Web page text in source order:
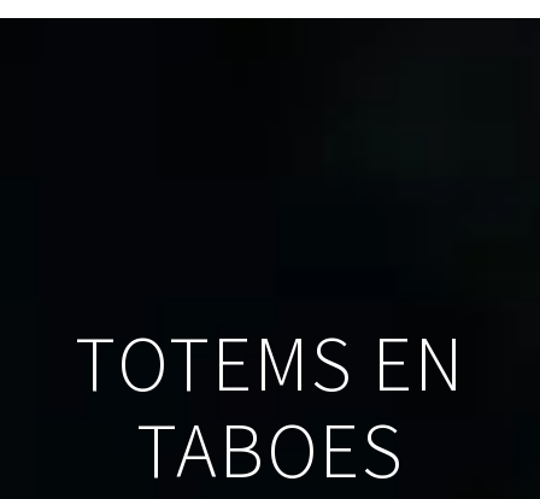
TOTEMS EN
TABOES